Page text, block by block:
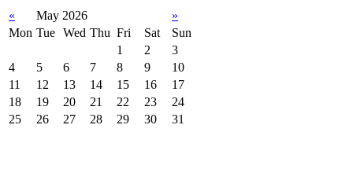
« May 2026
»
Mon Tue Wed Thu Fri Sat
Sun
1
2
3
4
5 6 7 8 9
10
11
12 13 14 15 16
17
18
19 20 21 22 23
24
25
26 27 28 29 30 31